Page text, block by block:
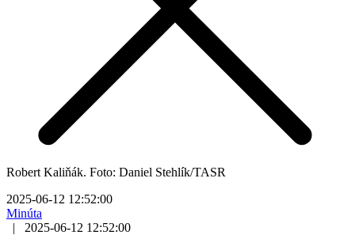
Robert Kaliňák. Foto: Daniel Stehlík/TASR
2025-06-12 12:52:00
Minúta
|
2025-06-12 12:52:00